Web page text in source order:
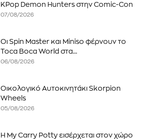
KPop Demon Hunters στην Comic-Con
07/08/2026
Οι Spin Master και Miniso φέρνουν το
Toca Boca World στα...
06/08/2026
Οικολογικό Αυτοκινητάκι Skorpion
Wheels
05/08/2026
Η My Carry Potty εισέρχεται στον χώρο